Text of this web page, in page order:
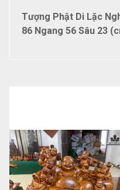
Tượng Phật Di Lặc
86 Ngang 56 Sâu 23